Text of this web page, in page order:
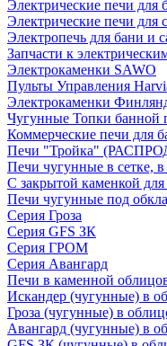
Электрические печи
Электрические печи для
Электропечь для бани и
Запчасти к
Электрокаменки SAWO
Пульты Управления
Электрокаменки
Чугунные Топки банной
Коммерческие печи для
Печи "Тройка"
Печи чугунные в сетке,
С закрытой каменкой
Печи чугунные под
Серия Гроза
Серия GFS ЗК
Серия ГРОМ
Серия Авангард
Печи в каменной
Искандер (чугунные) в
Гроза (чугунные) в
Авангард (чугунные) в